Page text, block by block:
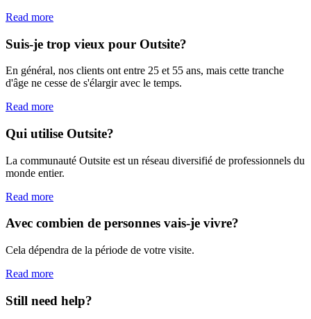
Read more
Suis-je trop vieux pour Outsite?
En général, nos clients ont entre 25 et 55 ans, mais cette tranche
d'âge ne cesse de s'élargir avec le temps.
Read more
Qui utilise Outsite?
La communauté Outsite est un réseau diversifié de professionnels du
monde entier.
Read more
Avec combien de personnes vais-je vivre?
Cela dépendra de la période de votre visite.
Read more
Still need help?